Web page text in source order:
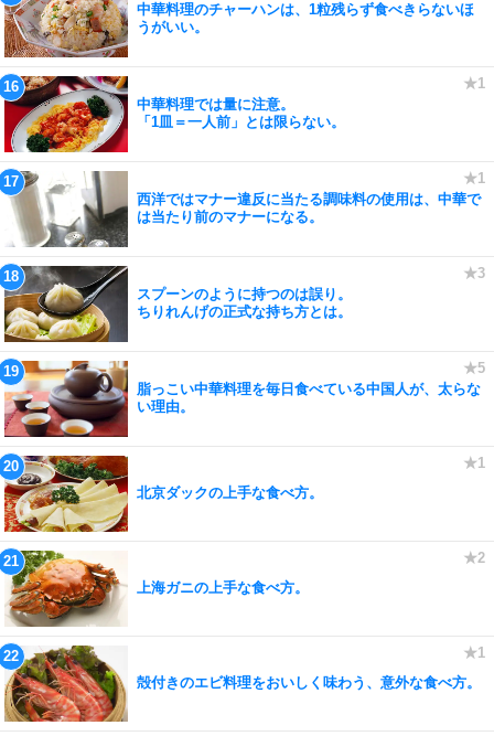
中華料理のチャーハンは、1粒残らず食べきらないほ
うがいい。
中華料理では量に注意。
「1皿＝一人前」とは限らない。
西洋ではマナー違反に当たる調味料の使用は、中華で
は当たり前のマナーになる。
スプーンのように持つのは誤り。
ちりれんげの正式な持ち方とは。
脂っこい中華料理を毎日食べている中国人が、太らな
い理由。
北京ダックの上手な食べ方。
上海ガニの上手な食べ方。
殻付きのエビ料理をおいしく味わう、意外な食べ方。